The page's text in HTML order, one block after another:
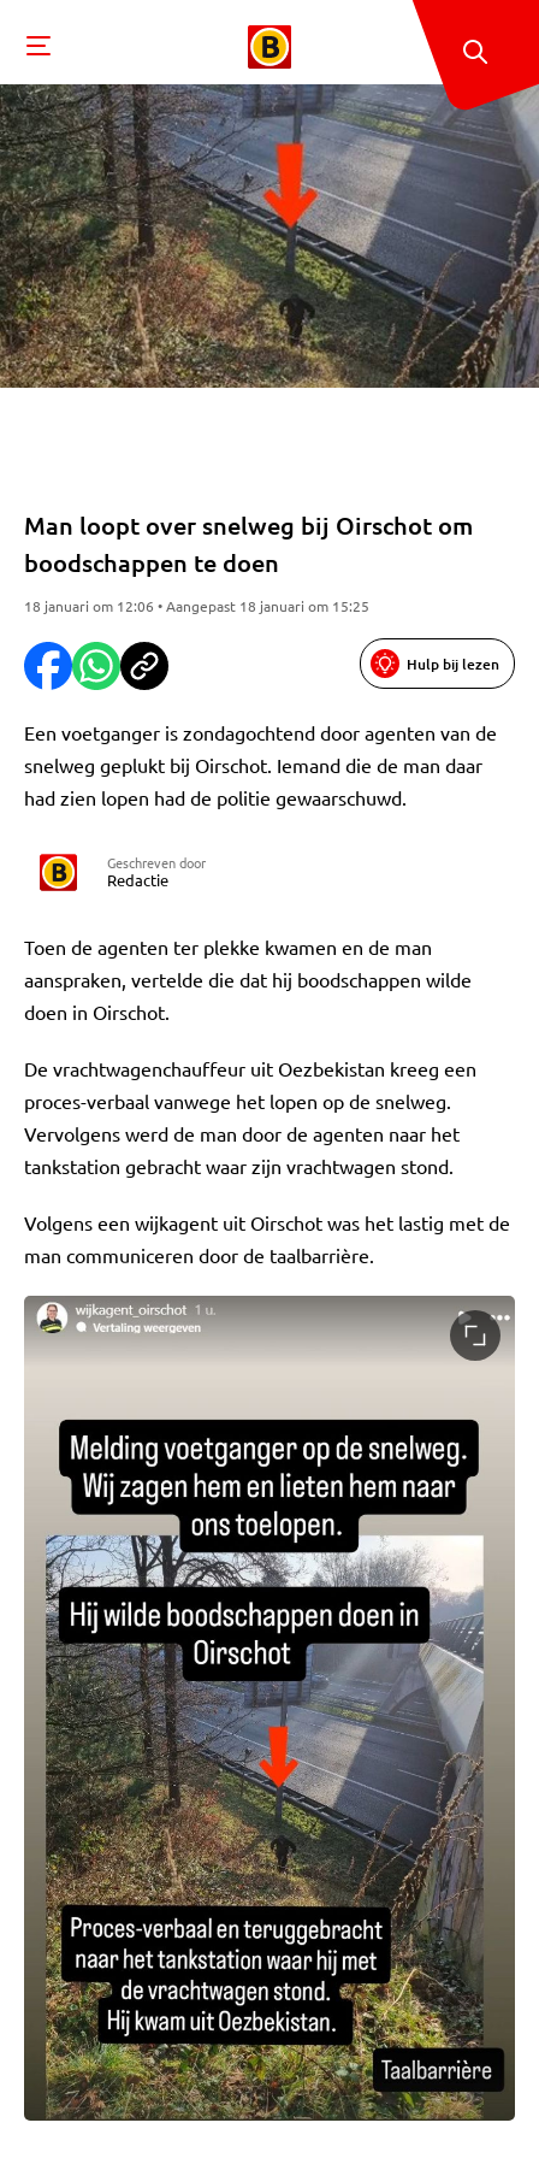
Man loopt over snelweg bij Oirschot om
boodschappen te doen
18 januari om 12:06 • Aangepast 18 januari om 15:25
Hulp bij lezen
Een voetganger is zondagochtend door agenten van de
snelweg geplukt bij Oirschot. Iemand die de man daar
had zien lopen had de politie gewaarschuwd.
Geschreven door
Redactie
Toen de agenten ter plekke kwamen en de man
aanspraken, vertelde die dat hij boodschappen wilde
doen in Oirschot.
De vrachtwagenchauffeur uit Oezbekistan kreeg een
proces-verbaal vanwege het lopen op de snelweg.
Vervolgens werd de man door de agenten naar het
tankstation gebracht waar zijn vrachtwagen stond.
Volgens een wijkagent uit Oirschot was het lastig met de
man communiceren door de taalbarrière.